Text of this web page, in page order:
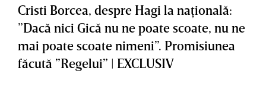
Cristi Borcea, despre Hagi la naţională:
”Dacă nici Gică nu ne poate scoate, nu ne
mai poate scoate nimeni”. Promisiunea
făcută ”Regelui” | EXCLUSIV